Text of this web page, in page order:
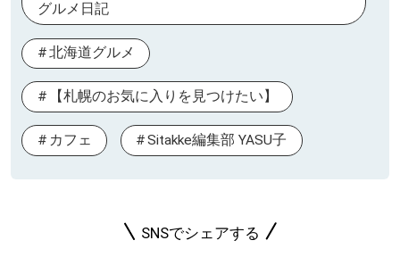
グルメ日記
北海道グルメ
【札幌のお気に入りを見つけたい】
カフェ Sitakke編集部 YASU子
SNSでシェアする